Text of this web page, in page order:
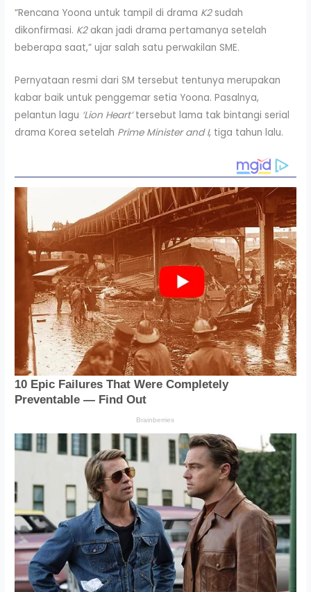
“Rencana Yoona untuk tampil di drama K2sudah
dikonfirmasi. K2akan jadi drama pertamanya setelah
beberapa saat,” ujar salah satu perwakilan SME.
Pernyataan resmi dari SM tersebut tentunya merupakan
kabar baik untuk penggemar setia Yoona. Pasalnya,
pelantun lagu ‘Lion Heart’tersebut lama tak bintangi serial
drama Korea setelah Prime Minister and I, tiga tahun lalu.